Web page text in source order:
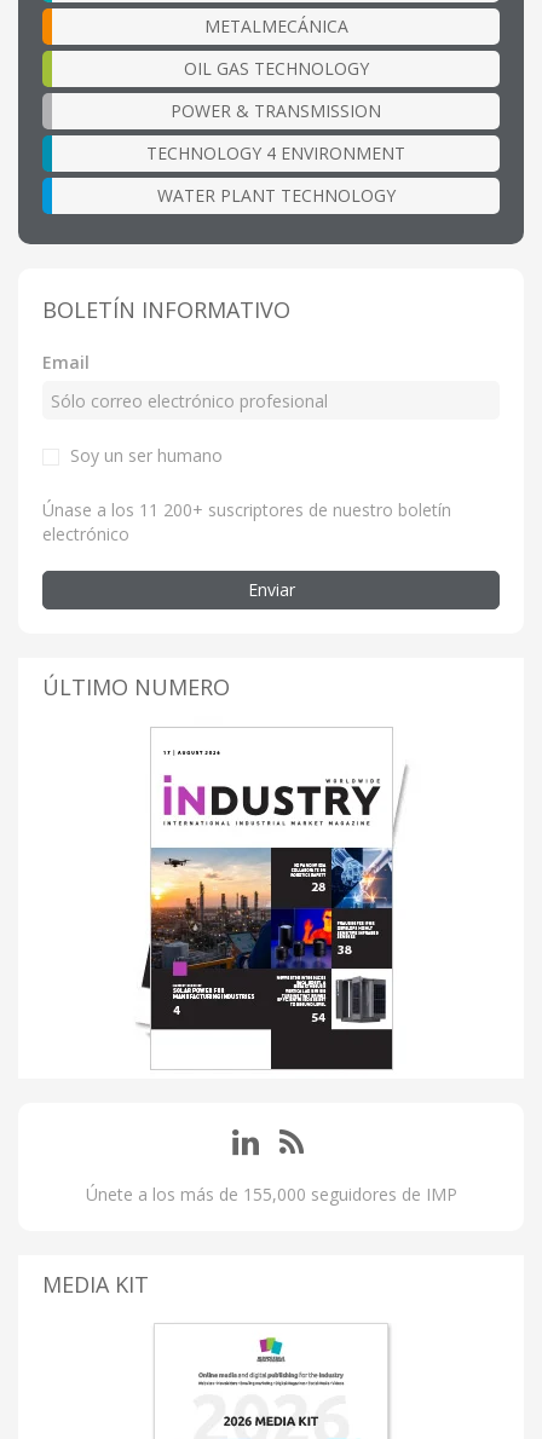
METALMECÁNICA
OIL GAS TECHNOLOGY
POWER & TRANSMISSION
TECHNOLOGY 4 ENVIRONMENT
WATER PLANT TECHNOLOGY
BOLETÍN INFORMATIVO
Email
Soy un ser humano
Únase a los 11 200+ suscriptores de nuestro boletín
electrónico
Enviar
ÚLTIMO NUMERO
Únete a los más de 155,000 seguidores de IMP
MEDIA KIT